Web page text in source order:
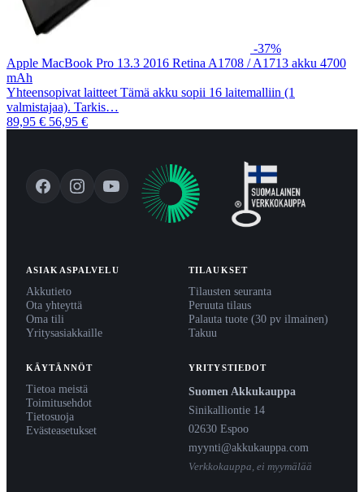
-37%
Apple MacBook Pro 13.3 2016 Retina A1708 / A1713 akku 4700
mAh
Yhteensopivat laitteet Tämä akku sopii 16 laitemalliin (1
valmistajaa). Tarkis…
89,95 € 56,95 €
ASIAKASPALVELU
Akkutieto
Ota yhteyttä
Oma tili
Yritysasiakkaille
TILAUKSET
Tilausten seuranta
Peruuta tilaus
Palauta tuote (30 pv ilmainen)
Takuu
KÄYTÄNNÖT
Tietoa meistä
Toimitusehdot
Tietosuoja
Evästeasetukset
YRITYSTIEDOT
Suomen Akkukauppa
Sinikalliontie 14
02630 Espoo
myynti@akkukauppa.com
Verkkokauppa, ei myymälää